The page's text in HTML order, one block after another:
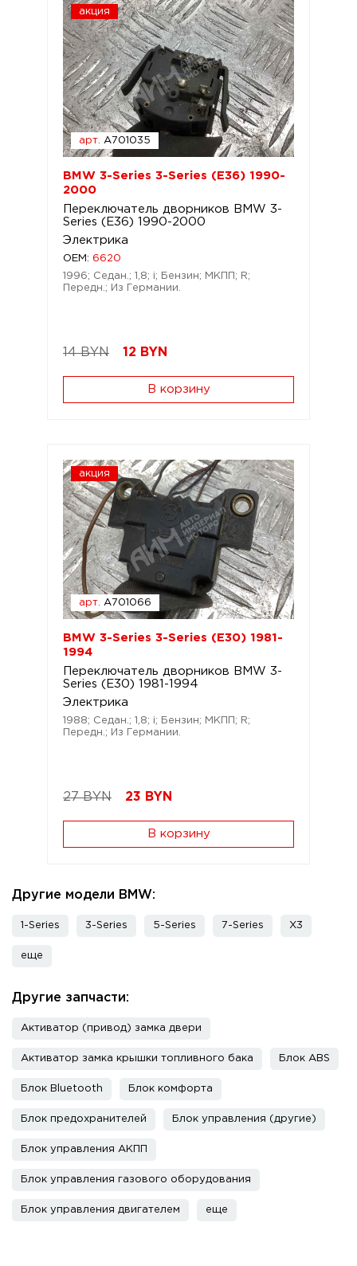
акция
арт. A701035
BMW 3-Series 3-Series (E36) 1990-
2000
Переключатель дворников BMW 3-
Series (E36) 1990-2000
Электрика
OEM: 6620
1996; Седан.; 1,8; i; Бензин; МКПП; R;
Передн.; Из Германии.
14 BYN 12 BYN
В корзину
акция
арт. A701066
BMW 3-Series 3-Series (E30) 1981-
1994
Переключатель дворников BMW 3-
Series (E30) 1981-1994
Электрика
1988; Седан.; 1,8; i; Бензин; МКПП; R;
Передн.; Из Германии.
27 BYN 23 BYN
В корзину
Другие модели BMW:
1-Series 3-Series 5-Series 7-Series X3
еще
Другие запчасти:
Активатор (привод) замка двери
Активатор замка крышки топливного бака Блок ABS
Блок Bluetooth Блок комфорта
Блок предохранителей Блок управления (другие)
Блок управления АКПП
Блок управления газового оборудования
Блок управления двигателем еще